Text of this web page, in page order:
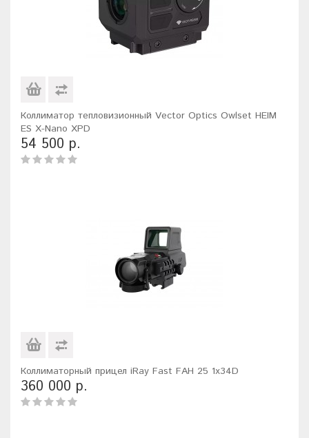
Коллиматор тепловизионный Vector Optics Owlset HEIM
ES X-Nano XPD
54 500 р.
Коллиматорный прицел iRay Fast FAH 25 1x34D
360 000 р.